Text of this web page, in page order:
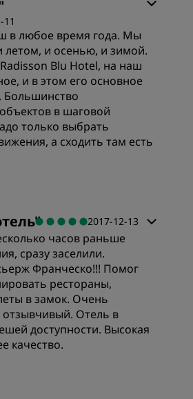
11
в любое время года. Мы
летом, и осенью, и зимой.
Blu Hotel, на наш
и в этом его основное
Большинство
в шаговой
только выбрать
а сходить там есть
" 2017-12-13
часов раньше
сразу заселили.
Франческо!!! Помог
рестораны,
в замок. Очень
Отель в
доступности. Высокая
качество.